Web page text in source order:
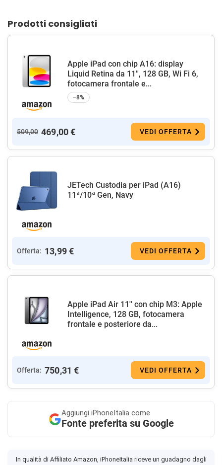
Prodotti consigliati
Apple iPad con chip A16: display
Liquid Retina da 11'', 128 GB, Wi Fi 6,
fotocamera frontale e...
−8%
509,00 469,00 € VEDI OFFERTA
JETech Custodia per iPad (A16)
11ª/10ª Gen, Navy
Offerta: 13,99 € VEDI OFFERTA
Apple iPad Air 11'' con chip M3: Apple
Intelligence, 128 GB, fotocamera
frontale e posteriore da...
Offerta: 750,31 € VEDI OFFERTA
Aggiungi iPhoneItalia come
Fonte preferita su Google
In qualità di Affiliato Amazon, iPhoneItalia riceve un guadagno dagli